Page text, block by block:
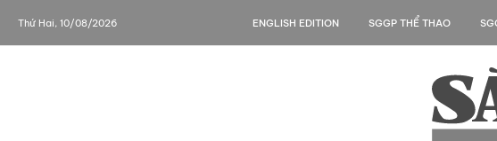
Thứ Hai, 10/08/2026 ENGLISH EDITION SGGP THỂ THAO